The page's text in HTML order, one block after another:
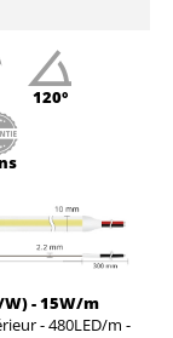
120°
W) - 15W/m
- 480LED/m -